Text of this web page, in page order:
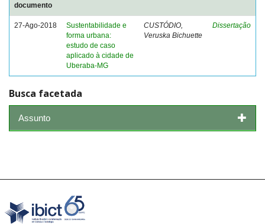
documento
27-Ago-2018
Sustentabilidade e
forma urbana:
estudo de caso
aplicado à cidade de
Uberaba-MG
CUSTÓDIO,
Veruska Bichuette
Dissertação
Busca facetada
Assunto